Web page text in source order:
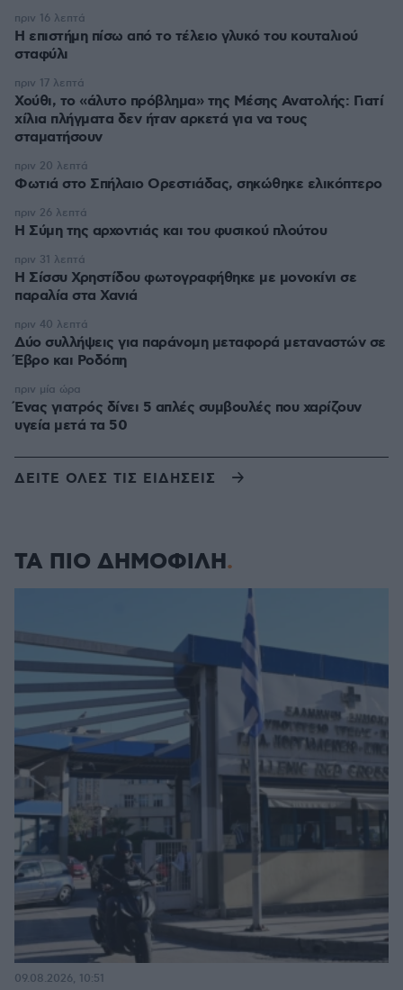
Η επιστήμη πίσω από το τέλειο γλυκό του κουταλιού
σταφύλι
πριν 16 λεπτά
Χούθι, το «άλυτο πρόβλημα» της Μέσης Ανατολής: Γιατί
χίλια πλήγματα δεν ήταν αρκετά για να τους
σταματήσουν
πριν 17 λεπτά
Φωτιά στο Σπήλαιο Ορεστιάδας, σηκώθηκε ελικόπτερο
πριν 20 λεπτά
Η Σύμη της αρχοντιάς και του φυσικού πλούτου
πριν 26 λεπτά
Η Σίσσυ Χρηστίδου φωτογραφήθηκε με μονοκίνι σε
παραλία στα Χανιά
πριν 31 λεπτά
Δύο συλλήψεις για παράνομη μεταφορά μεταναστών σε
Έβρο και Ροδόπη
πριν 40 λεπτά
Ένας γιατρός δίνει 5 απλές συμβουλές που χαρίζουν
υγεία μετά τα 50
πριν μία ώρα
ΔΕΙΤΕ ΟΛΕΣ ΤΙΣ ΕΙΔΗΣΕΙΣ
ΤΑ ΠΙΟ ΔΗΜΟΦΙΛΗ
09.08.2026, 10:51